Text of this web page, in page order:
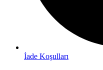
İade Koşulları